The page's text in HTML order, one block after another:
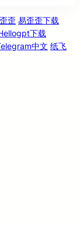
歪 易歪歪下载
下载
中文 纸飞